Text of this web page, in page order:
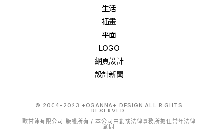
生活
插畫
平面
LOGO
網頁設計
設計新聞
© 2004-2023 +OGANNA+ DESIGN ALL RIGHTS
RESERVED.
歐甘辣有限公司 版權所有 / 本公司由創彧法律事務所擔任常年法律
顧問